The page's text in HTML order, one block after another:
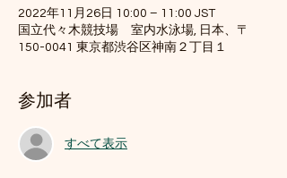
2022年11月26日 10:00 – 11:00 JST
国立代々木競技場 室内水泳場, 日本、〒
150-0041 東京都渋谷区神南２丁目１
参加者
すべて表示